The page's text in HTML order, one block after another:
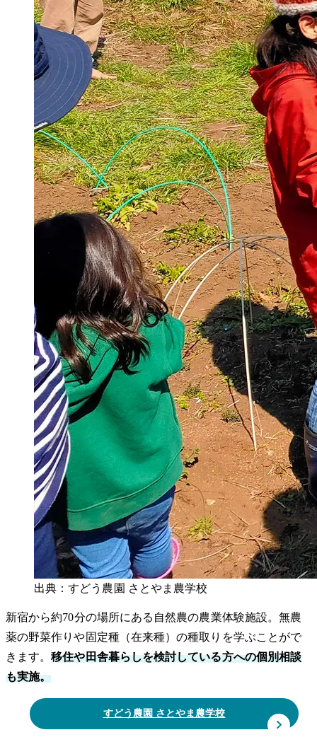
出典：すどう農園 さとやま農学校
新宿から約70分の場所にある自然農の農業体験施設。無農
薬の野菜作りや固定種（在来種）の種取りを学ぶことがで
きます。移住や田舎暮らしを検討している方への個別相談
も実施。
すどう農園 さとやま農学校